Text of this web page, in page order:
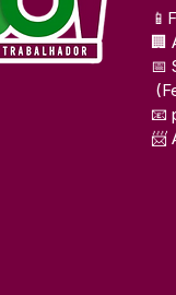
🏢
📅
📧
📨